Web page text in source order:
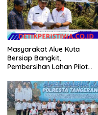
Masyarakat Alue Kuta
Bersiap Bangkit,
Pembersihan Lahan Pilot
Tanah Dimulai Sabtu